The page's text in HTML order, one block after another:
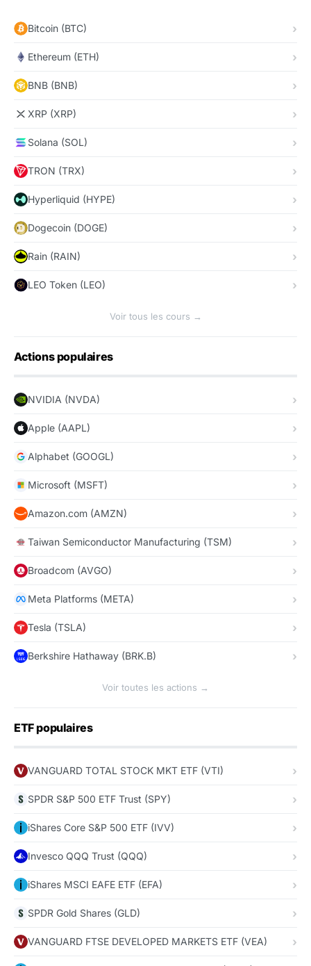
Bitcoin (BTC)
Ethereum (ETH)
BNB (BNB)
XRP (XRP)
Solana (SOL)
TRON (TRX)
Hyperliquid (HYPE)
Dogecoin (DOGE)
Rain (RAIN)
LEO Token (LEO)
Voir tous les cours →
Actions populaires
NVIDIA (NVDA)
Apple (AAPL)
Alphabet (GOOGL)
Microsoft (MSFT)
Amazon.com (AMZN)
Taiwan Semiconductor Manufacturing (TSM)
Broadcom (AVGO)
Meta Platforms (META)
Tesla (TSLA)
Berkshire Hathaway (BRK.B)
Voir toutes les actions →
ETF populaires
VANGUARD TOTAL STOCK MKT ETF (VTI)
SPDR S&P 500 ETF Trust (SPY)
iShares Core S&P 500 ETF (IVV)
Invesco QQQ Trust (QQQ)
iShares MSCI EAFE ETF (EFA)
SPDR Gold Shares (GLD)
VANGUARD FTSE DEVELOPED MARKETS ETF (VEA)